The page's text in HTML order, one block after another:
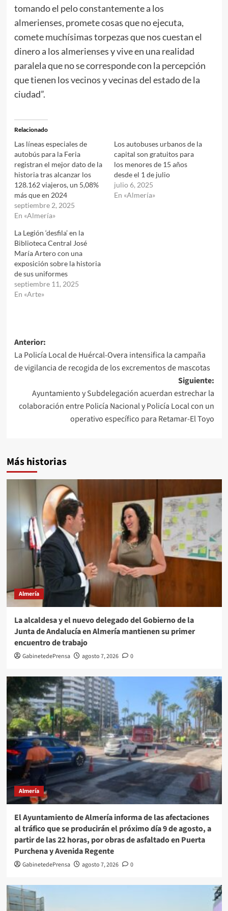
tomando el pelo constantemente a los
almerienses, promete cosas que no ejecuta,
comete muchísimas torpezas que nos cuestan el
dinero a los almerienses y vive en una realidad
paralela que no se corresponde con la percepción
que tienen los vecinos y vecinas del estado de la
ciudad”.
Relacionado
Las líneas especiales de
autobús para la Feria
registran el mejor dato de la
historia tras alcanzar los
128.162 viajeros, un 5,08%
más que en 2024
septiembre 2, 2025
En «Almería»
Los autobuses urbanos de la
capital son gratuitos para
los menores de 15 años
desde el 1 de julio
julio 6, 2025
En «Almería»
La Legión ‘desfila’ en la
Biblioteca Central José
María Artero con una
exposición sobre la historia
de sus uniformes
septiembre 11, 2025
En «Arte»
Navegación
de
entradas
Anterior:
La Policía Local de Huércal-Overa intensifica la campaña
de vigilancia de recogida de los excrementos de mascotas
Siguiente:
Ayuntamiento y Subdelegación acuerdan estrechar la
colaboración entre Policía Nacional y Policía Local con un
operativo específico para Retamar-El Toyo
Más historias
Almería
La alcaldesa y el nuevo delegado del Gobierno de la
Junta de Andalucía en Almería mantienen su primer
encuentro de trabajo
GabinetedePrensa agosto 7, 2026 0
Almería
El Ayuntamiento de Almería informa de las afectaciones
al tráfico que se producirán el próximo día 9 de agosto, a
partir de las 22 horas, por obras de asfaltado en Puerta
Purchena y Avenida Regente
GabinetedePrensa agosto 7, 2026 0